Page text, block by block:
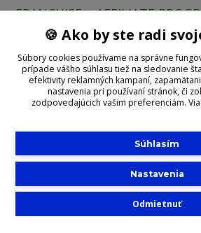
FRANCHISE AFFILIATE
Prijímame online platby:
©2020 With
Slovensko
Výhradný distribútor SPA
Vytvorené na Eshop-
🍪 Ako by ste radi
Súbory cookies používame na správne
prípade vášho súhlasu tiež na sledovanie
efektivity reklamných kampaní,
nastavenia pri používaní stránok, či
zodpovedajúcich vašim preferenciám.
Nastavenia
Súhlasím